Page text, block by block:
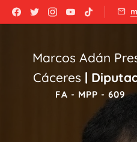
Marcos Adán
Cáceres |
FA - MPP - 609